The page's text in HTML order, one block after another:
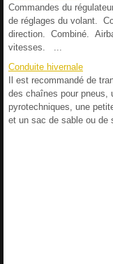
Commandes du
de réglages du volant.
direction. Combiné.
vitesses. ...
Conduite hivernale
Il est recommandé de
des chaînes pour pneus,
pyrotechniques, une
et un sac de sable ou de